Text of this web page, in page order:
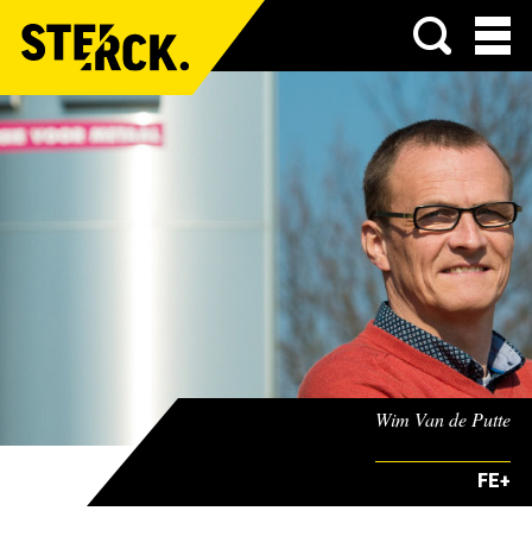
Menu
Wim Van de Putte
FE+